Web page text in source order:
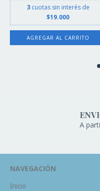
3 cuotas sin interés de
$19.000
AGREGAR AL CARRITO
A
NAVEGACIÓN
Inicio